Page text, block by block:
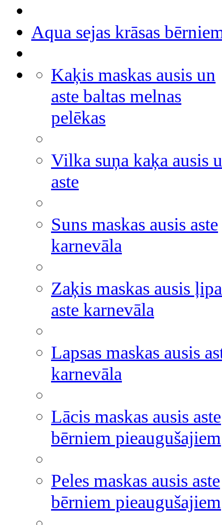
Aqua sejas krāsas
Kaķis maskas ausis un
aste baltas melnas
pelēkas
Vilka suņa kaķa ausis
aste
Suns maskas ausis aste
karnevāla
Zaķis maskas ausis ļipa
aste karnevāla
Lapsas maskas ausis
karnevāla
Lācis maskas ausis aste
bērniem pieaugušajiem
Peles maskas ausis aste
bērniem pieaugušajiem